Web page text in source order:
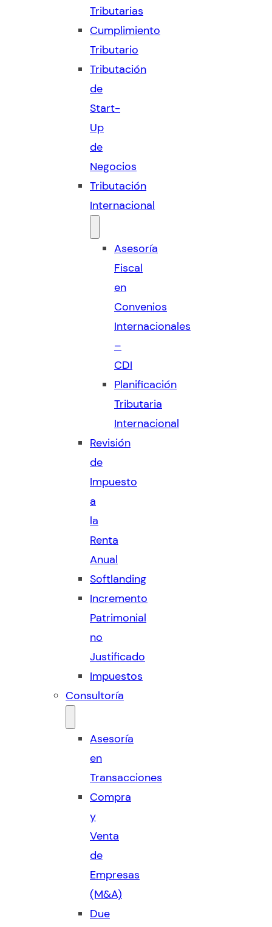
Tributarias
Cumplimiento
Tributario
Tributación
de
Start-
Up
de
Negocios
Tributación
Internacional
Asesoría
Fiscal
en
Convenios
Internacionales
–
CDI
Planificación
Tributaria
Internacional
Revisión
de
Impuesto
a
la
Renta
Anual
Softlanding
Incremento
Patrimonial
no
Justificado
Impuestos
Consultoría
Asesoría
en
Transacciones
Compra
y
Venta
de
Empresas
(M&A)
Due